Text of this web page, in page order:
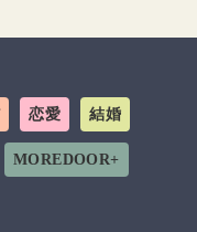
恋愛 結婚
MOREDOOR+